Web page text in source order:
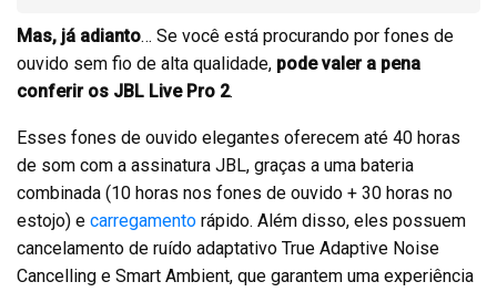
Mas, já adianto… Se você está procurando por fones de
ouvido sem fio de alta qualidade, pode valer a pena
conferir os JBL Live Pro 2.
Esses fones de ouvido elegantes oferecem até 40 horas
de som com a assinatura JBL, graças a uma bateria
combinada (10 horas nos fones de ouvido + 30 horas no
estojo) e carregamento rápido. Além disso, eles possuem
cancelamento de ruído adaptativo True Adaptive Noise
Cancelling e Smart Ambient, que garantem uma experiência